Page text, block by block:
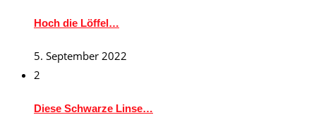
Hoch die Löffel…
5. September 2022
2
Diese Schwarze Linse…